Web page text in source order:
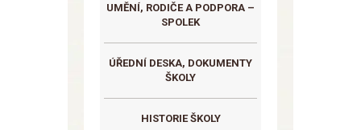
UMĚNÍ, RODIČE A PODPORA –
SPOLEK
ÚŘEDNÍ DESKA, DOKUMENTY
ŠKOLY
HISTORIE ŠKOLY